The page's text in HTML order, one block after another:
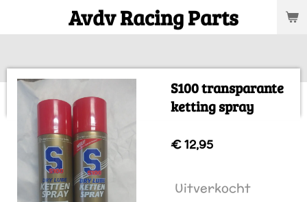
hoofdinhoud
Avdv Racing Parts
S100 transparante
ketting spray
€ 12,95
Uitverkocht